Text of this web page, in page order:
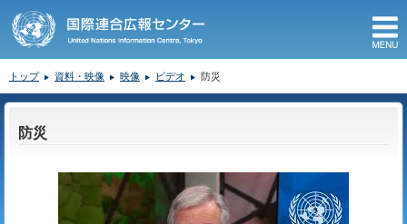
トップ 資料・映像 映像 ビデオ 防災
防災